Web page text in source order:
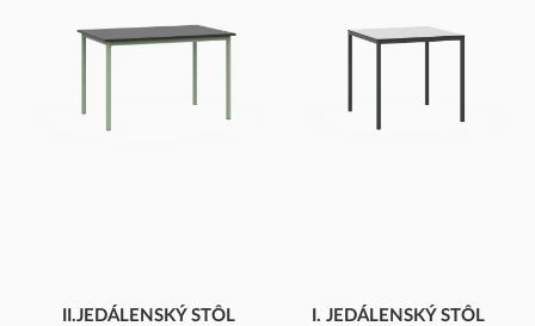
II.JEDÁLENSKÝ STÔL
I. JEDÁLENSKÝ STÔL